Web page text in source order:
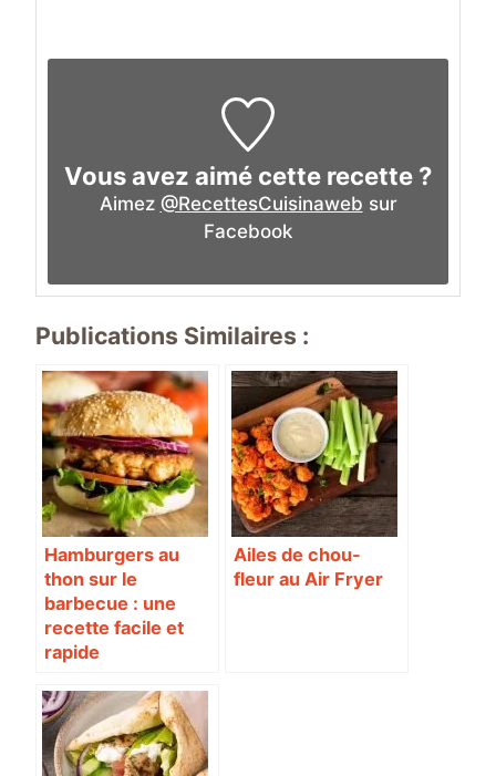
Vous avez aimé cette recette ?
Aimez @RecettesCuisinaweb sur
Facebook
Publications Similaires :
Hamburgers au
thon sur le
barbecue : une
recette facile et
rapide
Ailes de chou-
fleur au Air Fryer